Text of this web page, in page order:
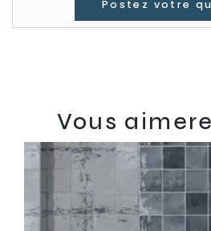
Postez votre
Vous